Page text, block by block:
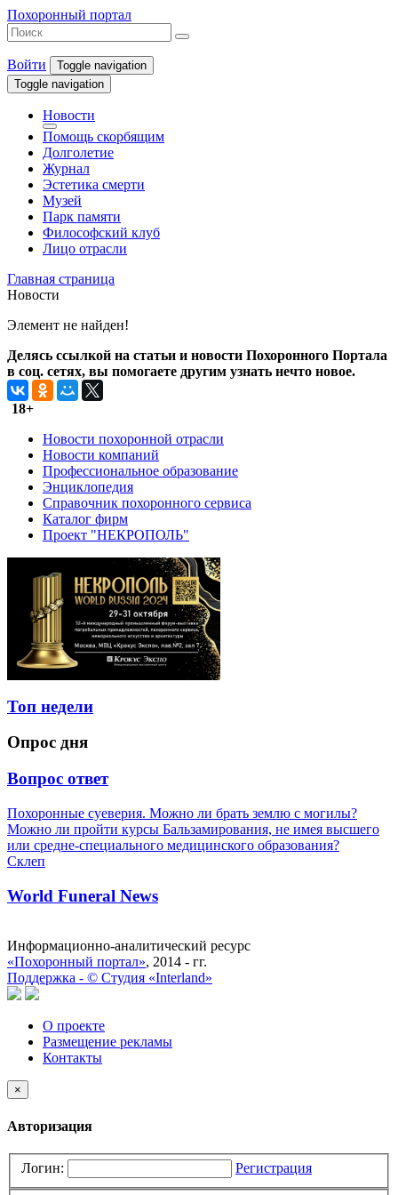
Похоронный портал
Войти
Toggle navigation
Toggle navigation
Новости
Помощь скорбящим
Долголетие
Журнал
Эстетика смерти
Музей
Парк памяти
Философский клуб
Лицо отрасли
Главная страница
Новости
Элемент не найден!
Делясь ссылкой на статьи и новости Похоронного Портала
в соц. сетях, вы помогаете другим узнать нечто новое.
18+
Новости похоронной отрасли
Новости компаний
Профессиональное образование
Энциклопедия
Справочник похоронного сервиса
Каталог фирм
Проект "НЕКРОПОЛЬ"
Топ недели
Опрос дня
Вопрос ответ
Похоронные суеверия. Можно ли брать землю с могилы?
Можно ли пройти курсы Бальзамирования, не имея высшего
или средне-специального медицинского образования?
Склеп
World Funeral News
Информационно-аналитический ресурс
«Похоронный портал», 2014 - гг.
Поддержка - © Cтудия «Interland»
О проекте
Размещение рекламы
Контакты
×
Авторизация
Логин: Регистрация